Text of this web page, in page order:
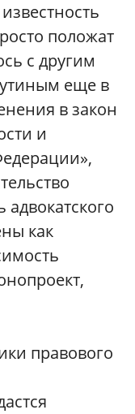
положат
с другим
еще в
в закон
и
адвокатского
как
правового